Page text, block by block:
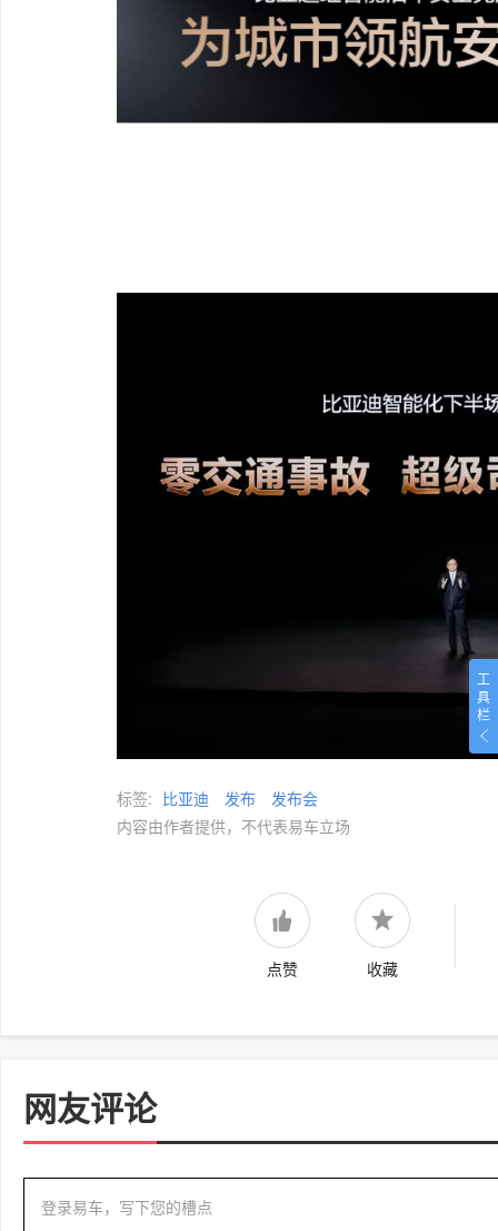
工
具
栏
标签: 比亚迪 发布
发布会
内容由作者提供，不代表易车立场
点赞 收藏
网友评论
登录易车，写下您的槽点